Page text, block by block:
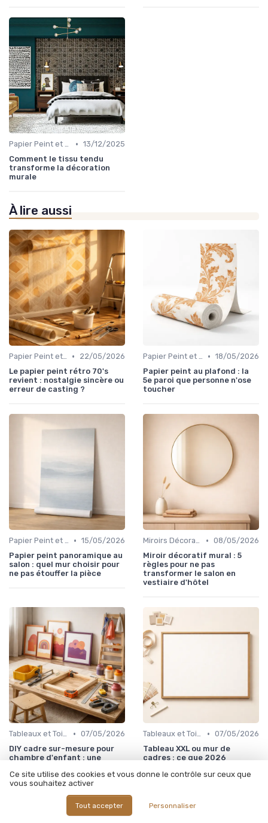
Papier Peint et Revêtements Muraux • 13/12/2025
Comment le tissu tendu
transforme la décoration
murale
À lire aussi
Papier Peint et Revêtements Muraux •
22/05/2026
Le papier peint rétro 70's
revient : nostalgie sincère ou
erreur de casting ?
Papier Peint et Revêtements Muraux • 18/05/2026
Papier peint au plafond : la
5e paroi que personne n'ose
toucher
Papier Peint et Revêtements Muraux • 15/05/2026
Papier peint panoramique au
salon : quel mur choisir pour
ne pas étouffer la pièce
Miroirs Décoratifs • 08/05/2026
Miroir décoratif mural : 5
règles pour ne pas
transformer le salon en
vestiaire d'hôtel
Tableaux et Toiles • 07/05/2026
DIY cadre sur-mesure pour
chambre d'enfant : une
Tableaux et Toiles • 07/05/2026
Tableau XXL ou mur de
cadres : ce que 2026
écoles
Ce site utilise des cookies et vous donne le contrôle sur ceux que
vous souhaitez activer
Tout accepter Personnaliser